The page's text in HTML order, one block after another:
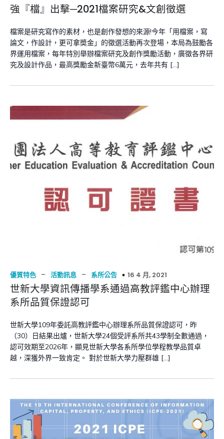
強『檔』出擊─2021檔案研究&文創徵選
檔案是研究寫作的素材，也是創作發想的來源!今年「用檔案，寫
論文，作設計，更可拿奬金」的徵選活動再次登場，本局為鼓勵各
界運用檔案，每年特別舉辦檔案研究及創作獎勵活動，廣徵各界研
究及設計作品，最高獎勵金新臺幣6萬元，去年共有 […]
優質特色 – 活動訊息 – 系所公告 16 4 月, 2021
世新大學資訊傳播學系通過高教評鑑中心辦理
系所品質保證認可
世新大學109年委託高教評鑑中心辦理系所品質保證認可，昨
（30）日結果出爐，世新大學24個受評系所共43學制全數通過，
認可效期至2026年，顯見世新大學各系所學位學程教學品質卓
越，深獲外界一致肯定。 對於世新大學力壓群雄 […]